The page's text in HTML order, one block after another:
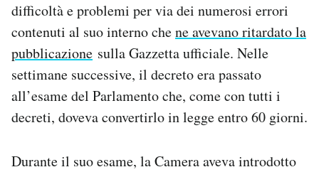
difficoltà e problemi per via dei numerosi errori
contenuti al suo interno chene avevano ritardato la
pubblicazione sulla Gazzetta ufficiale. Nelle
settimane successive, il decreto era passato
all’esame del Parlamento che, come con tutti i
decreti, doveva convertirlo in legge entro 60 giorni.
Durante il suo esame, la Camera aveva introdotto